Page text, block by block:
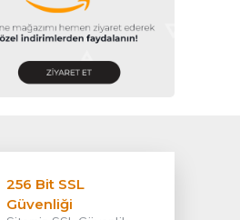
256 Bit SSL
Güvenliği